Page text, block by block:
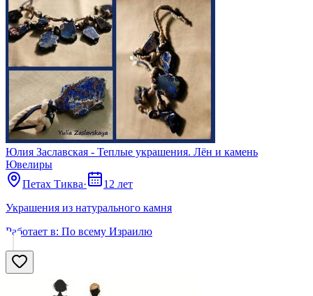
Юлия Заславская - Теплые украшения. Лён и камень
Ювелиры
Петах Тиква·
12 лет
Украшения из натурального камня
Работает в: По всему Израилю